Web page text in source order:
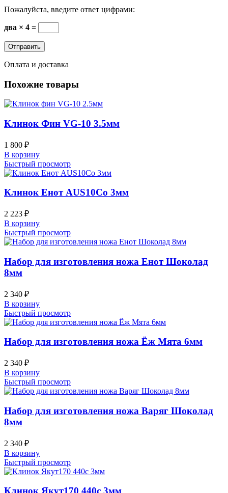
Пожалуйста, введите ответ цифрами:
два × 4 =
Оплата и доставка
Похожие товары
Клинок Фин VG-10 3.5мм
1 800 ₽
В корзину
Быстрый просмотр
Клинок Енот AUS10Co 3мм
2 223 ₽
В корзину
Быстрый просмотр
Набор для изготовления ножа Енот Шоколад
8мм
2 340 ₽
В корзину
Быстрый просмотр
Набор для изготовления ножа Ёж Мята 6мм
2 340 ₽
В корзину
Быстрый просмотр
Набор для изготовления ножа Варяг Шоколад
8мм
2 340 ₽
В корзину
Быстрый просмотр
Клинок Якут170 440c 3мм